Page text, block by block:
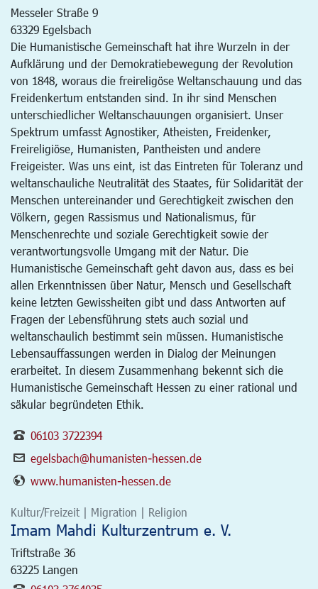
Messeler Straße 9
63329 Egelsbach
Die Humanistische Gemeinschaft hat ihre Wurzeln in der
Aufklärung und der Demokratiebewegung der Revolution
von 1848, woraus die freireligöse Weltanschauung und das
Freidenkertum entstanden sind. In ihr sind Menschen
unterschiedlicher Weltanschauungen organisiert. Unser
Spektrum umfasst Agnostiker, Atheisten, Freidenker,
Freireligiöse, Humanisten, Pantheisten und andere
Freigeister. Was uns eint, ist das Eintreten für Toleranz und
weltanschauliche Neutralität des Staates, für Solidarität der
Menschen untereinander und Gerechtigkeit zwischen den
Völkern, gegen Rassismus und Nationalismus, für
Menschenrechte und soziale Gerechtigkeit sowie der
verantwortungsvolle Umgang mit der Natur. Die
Humanistische Gemeinschaft geht davon aus, dass es bei
allen Erkenntnissen über Natur, Mensch und Gesellschaft
keine letzten Gewissheiten gibt und dass Antworten auf
Fragen der Lebensführung stets auch sozial und
weltanschaulich bestimmt sein müssen. Humanistische
Lebensauffassungen werden in Dialog der Meinungen
erarbeitet. In diesem Zusammenhang bekennt sich die
Humanistische Gemeinschaft Hessen zu einer rational und
säkular begründeten Ethik.
06103 3722394
egelsbach@humanisten-hessen.de
www.humanisten-hessen.de
Kultur/Freizeit | Migration | Religion
Imam Mahdi Kulturzentrum e. V.
Triftstraße 36
63225 Langen